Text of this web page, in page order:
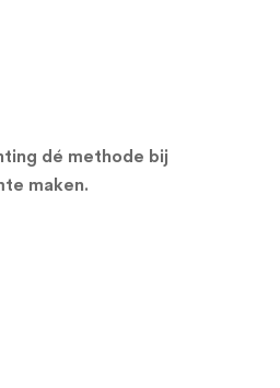
dé methode bij
maken.